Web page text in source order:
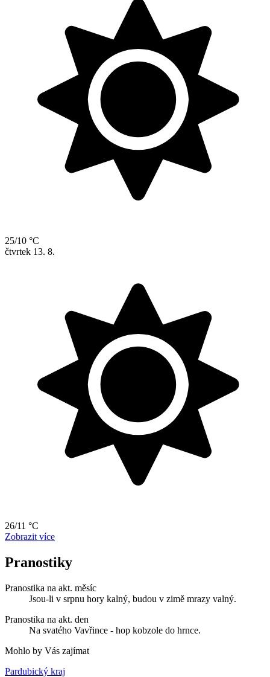
25/10 °C
čtvrtek 13. 8.
26/11 °C
Zobrazit více
Pranostiky
Pranostika na akt. měsíc
Jsou-li v srpnu hory kalný, budou v zimě mrazy valný.
Pranostika na akt. den
Na svatého Vavřince - hop kobzole do hrnce.
Mohlo by Vás zajímat
Pardubický kraj